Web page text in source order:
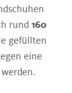
rund 160
gefüllten
eine